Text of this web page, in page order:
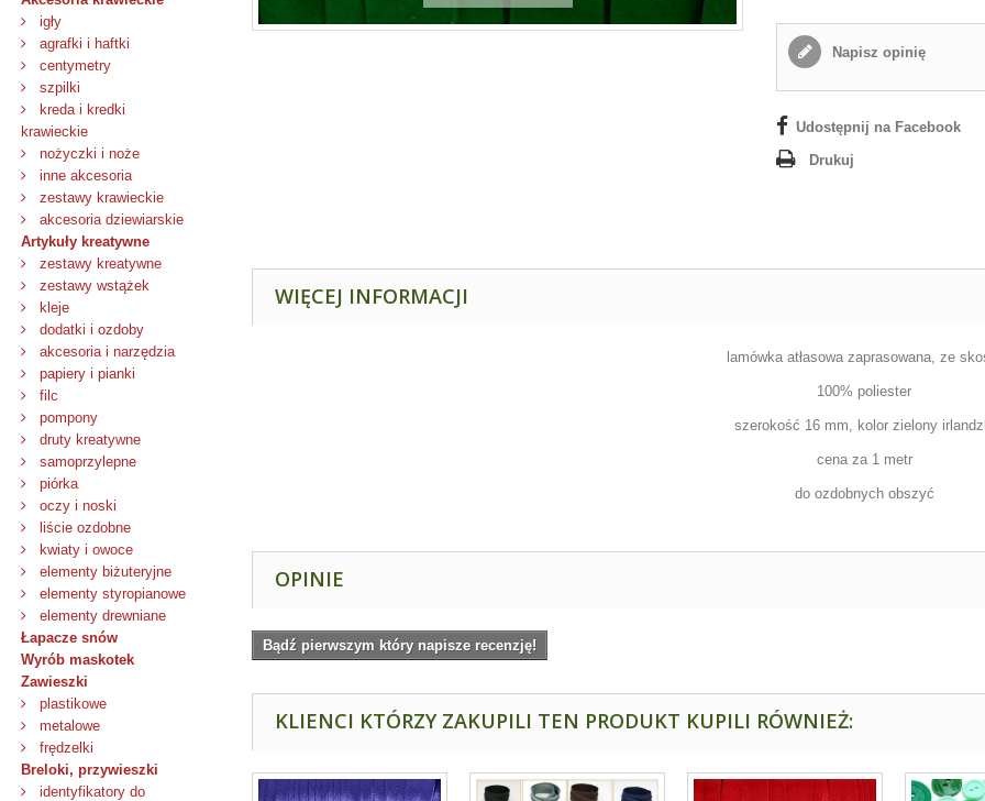
igły
agrafki i haftki
centymetry
szpilki
kreda i kredki
krawieckie
nożyczki i noże
inne akcesoria
zestawy krawieckie
akcesoria dziewiarskie
Artykuły kreatywne
zestawy kreatywne
zestawy wstążek
kleje
dodatki i ozdoby
akcesoria i narzędzia
papiery i pianki
filc
pompony
druty kreatywne
samoprzylepne
piórka
oczy i noski
liście ozdobne
kwiaty i owoce
elementy biżuteryjne
elementy styropianowe
elementy drewniane
Łapacze snów
Wyrób maskotek
Zawieszki
plastikowe
metalowe
frędzelki
Breloki, przywieszki
identyfikatory do
Napisz opinię
Udostępnij na Facebook
Drukuj
WIĘCEJ INFORMACJI
lamówka atłasowa zaprasowana, ze
100% poliester
szerokość 16 mm, kolor zielony
cena za 1 metr
do ozdobnych obszyć
OPINIE
Bądź pierwszym który napisze recenzję!
KLIENCI KTÓRZY ZAKUPILI TEN PRODUKT KUPILI RÓWNIEŻ: